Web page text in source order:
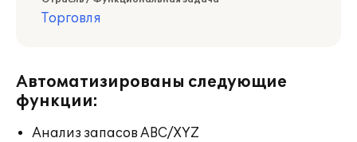
Торговля
Автоматизированы следующие
функции:
Анализ запасов ABC/XYZ